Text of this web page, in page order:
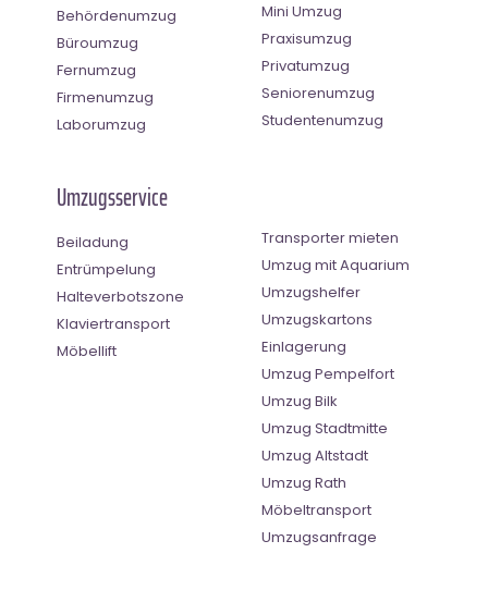
Behördenumzug
Büroumzug
Fernumzug
Firmenumzug
Laborumzug
Mini Umzug
Praxisumzug
Privatumzug
Seniorenumzug
Studentenumzug
Umzugsservice
Beiladung
Entrümpelung
Halteverbotszone
Klaviertransport
Möbellift
Transporter mieten
Umzug mit Aquarium
Umzugshelfer
Umzugskartons
Einlagerung
Umzug Pempelfort
Umzug Bilk
Umzug Stadtmitte
Umzug Altstadt
Umzug Rath
Möbeltransport
Umzugsanfrage